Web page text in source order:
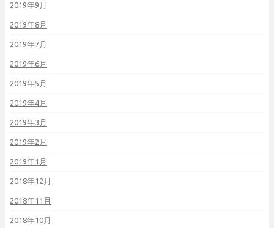
2019年9月
2019年8月
2019年7月
2019年6月
2019年5月
2019年4月
2019年3月
2019年2月
2019年1月
2018年12月
2018年11月
2018年10月